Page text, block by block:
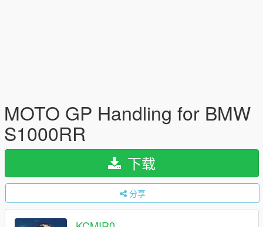
MOTO GP Handling for BMW
S1000RR
下载
分享